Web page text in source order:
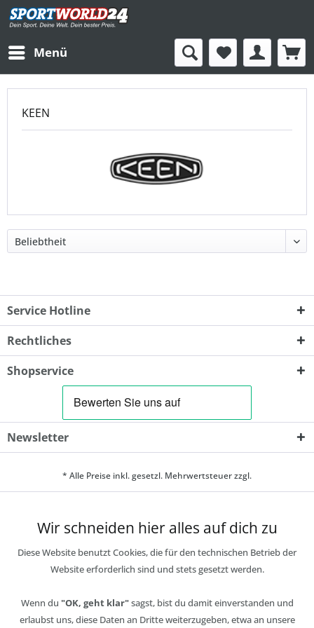
Menü
KEEN
Service Hotline
Rechtliches
Shopservice
Newsletter
* Alle Preise inkl. gesetzl. Mehrwertsteuer zzgl.
Wir schneiden hier alles auf dich zu
Diese Website benutzt Cookies, die für den technischen Betrieb der
Website erforderlich sind und stets gesetzt werden.
Wenn du "OK, geht klar"sagst, bist du damit einverstanden und
erlaubst uns, diese Daten an Dritte weiterzugeben, etwa an unsere